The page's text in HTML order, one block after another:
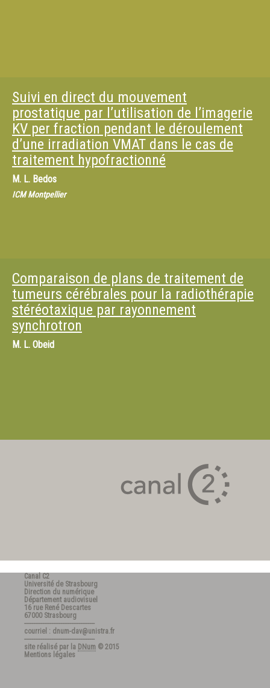
Suivi en direct du mouvement
prostatique par l’utilisation de l’imagerie
KV per fraction pendant le déroulement
d’une irradiation VMAT dans le cas de
traitement hypofractionné
M. L. Bedos
ICM Montpellier
Comparaison de plans de traitement de
tumeurs cérébrales pour la radiothérapie
stéréotaxique par rayonnement
synchrotron
M. L. Obeid
Canal C2
Université de Strasbourg
Direction du numérique
Département audiovisuel
16 rue René Descartes
67000 Strasbourg
---------------------------------------
courriel : dnum-dav@unistra.fr
---------------------------------------
site réalisé par la DNum © 2015
Mentions légales